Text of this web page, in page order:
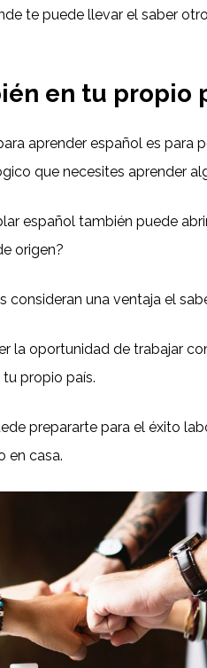
te puede llevar el saber
en tu propio
aprender español es para
que necesites aprender
español también puede
origen?
consideran una ventaja el
la oportunidad de trabajar
propio país.
prepararte para el éxito
en casa.